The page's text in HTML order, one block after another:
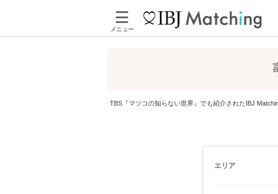
メニュー
TBS『マツコの知らない世界』でも紹介されたIBJ
エリア